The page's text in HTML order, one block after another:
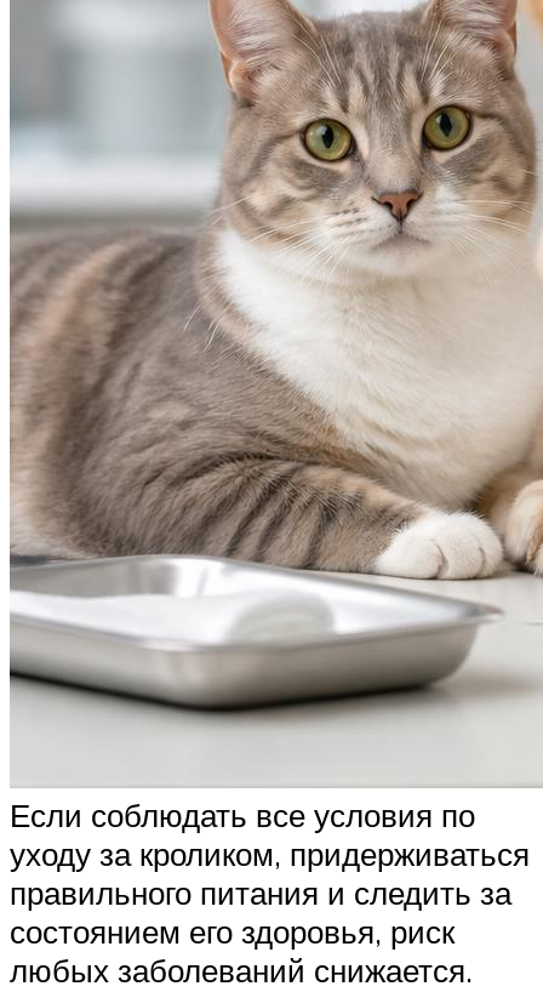
Если соблюдать все условия по
уходу за кроликом, придерживаться
правильного питания и следить за
состоянием его здоровья, риск
любых заболеваний снижается.